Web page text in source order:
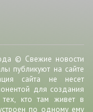
© Свежие новости
публикуют на сайте
сайта не несет
для создания
кто там живет в
по одному ему